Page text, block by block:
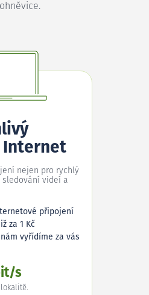
Internet
nejen pro rychlý
videí a
připojení
za 1 Kč
vyřídíme za vás
s